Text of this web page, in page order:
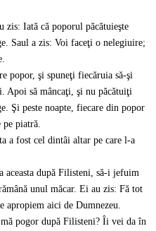
zis: Iată că poporul păcătuieşte
Saul a zis: Voi faceţi o nelegiuire;
popor, şi spuneţi fiecăruia să-şi
Apoi să mâncaţi, şi nu păcătuiţi
Şi peste noapte, fiecare din popor
piatră.
a fost cel dintâi altar pe care l-a
aceasta după Filisteni, să-i jefuim
unul măcar. Ei au zis: Fă tot
apropiem aici de Dumnezeu.
pogor după Filisteni? Îi vei da în